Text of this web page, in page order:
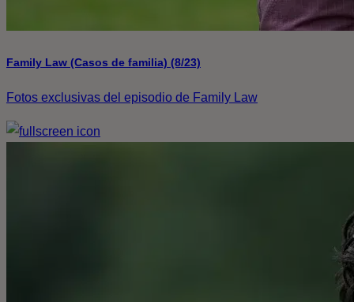
Family Law (Casos de familia) (8/23)
Fotos exclusivas del episodio de Family Law